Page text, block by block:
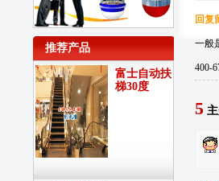
推荐产品
富士自动扶
梯30度
回复
一般
400-
5